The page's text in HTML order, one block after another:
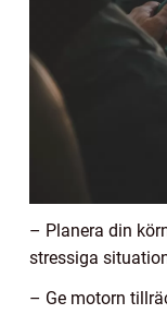
– Planera din
stressiga
– Ge motorn